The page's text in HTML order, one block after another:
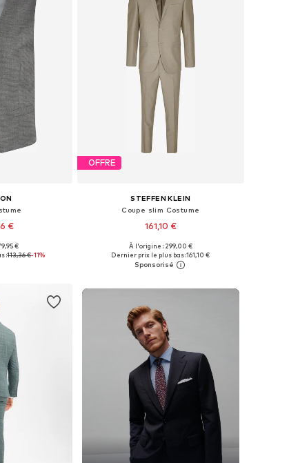
€
tailles
€
:113,36 €-11%
OFFRE
STEFFEN KLEIN
Coupe slim Costume
161,10 €
+7
Disponible en plusieurs tailles
Ajouter au panier
À l'origine : 299,00 €
Dernier prix le plus bas :161,10 €